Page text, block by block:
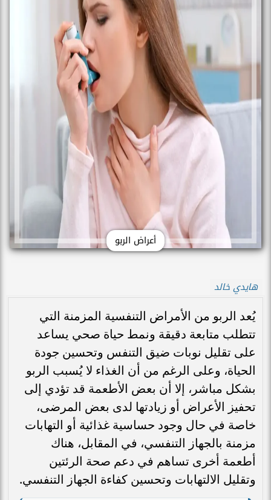
أعراض الربو
هايدي خالد
يُعد الربو من الأمراض التنفسية المزمنة التي
تتطلب متابعة دقيقة ونمط حياة صحي يساعد
على تقليل نوبات ضيق التنفس وتحسين جودة
الحياة، وعلى الرغم من أن الغذاء لا يُسبب الربو
بشكل مباشر، إلا أن بعض الأطعمة قد تؤدي إلى
تحفيز الأعراض أو زيادتها لدى بعض المرضى،
خاصة في حال وجود حساسية غذائية أو التهابات
مزمنة بالجهاز التنفسي، في المقابل، هناك
أطعمة أخرى تساهم في دعم صحة الرئتين
وتقليل الالتهابات وتحسين كفاءة الجهاز التنفسي.